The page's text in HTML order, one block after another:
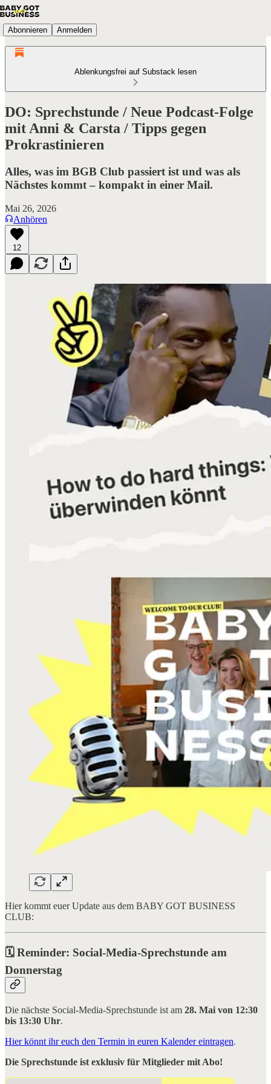
Abonnieren Anmelden
Ablenkungsfrei auf Substack lesen
DO: Sprechstunde / Neue Podcast-Folge
mit Anni & Carsta / Tipps gegen
Prokrastinieren
Alles, was im BGB Club passiert ist und was als
Nächstes kommt – kompakt in einer Mail.
Mai 26, 2026
Anhören
12
Hier kommt euer Update aus dem BABY GOT BUSINESS
CLUB:
🗓️ Reminder: Social-Media-Sprechstunde am
Donnerstag
Die nächste Social-Media-Sprechstunde ist am 28. Mai von 12:30
bis 13:30 Uhr.
Hier könnt ihr euch den Termin in euren Kalender eintragen.
Die Sprechstunde ist exklusiv für Mitglieder mit Abo!